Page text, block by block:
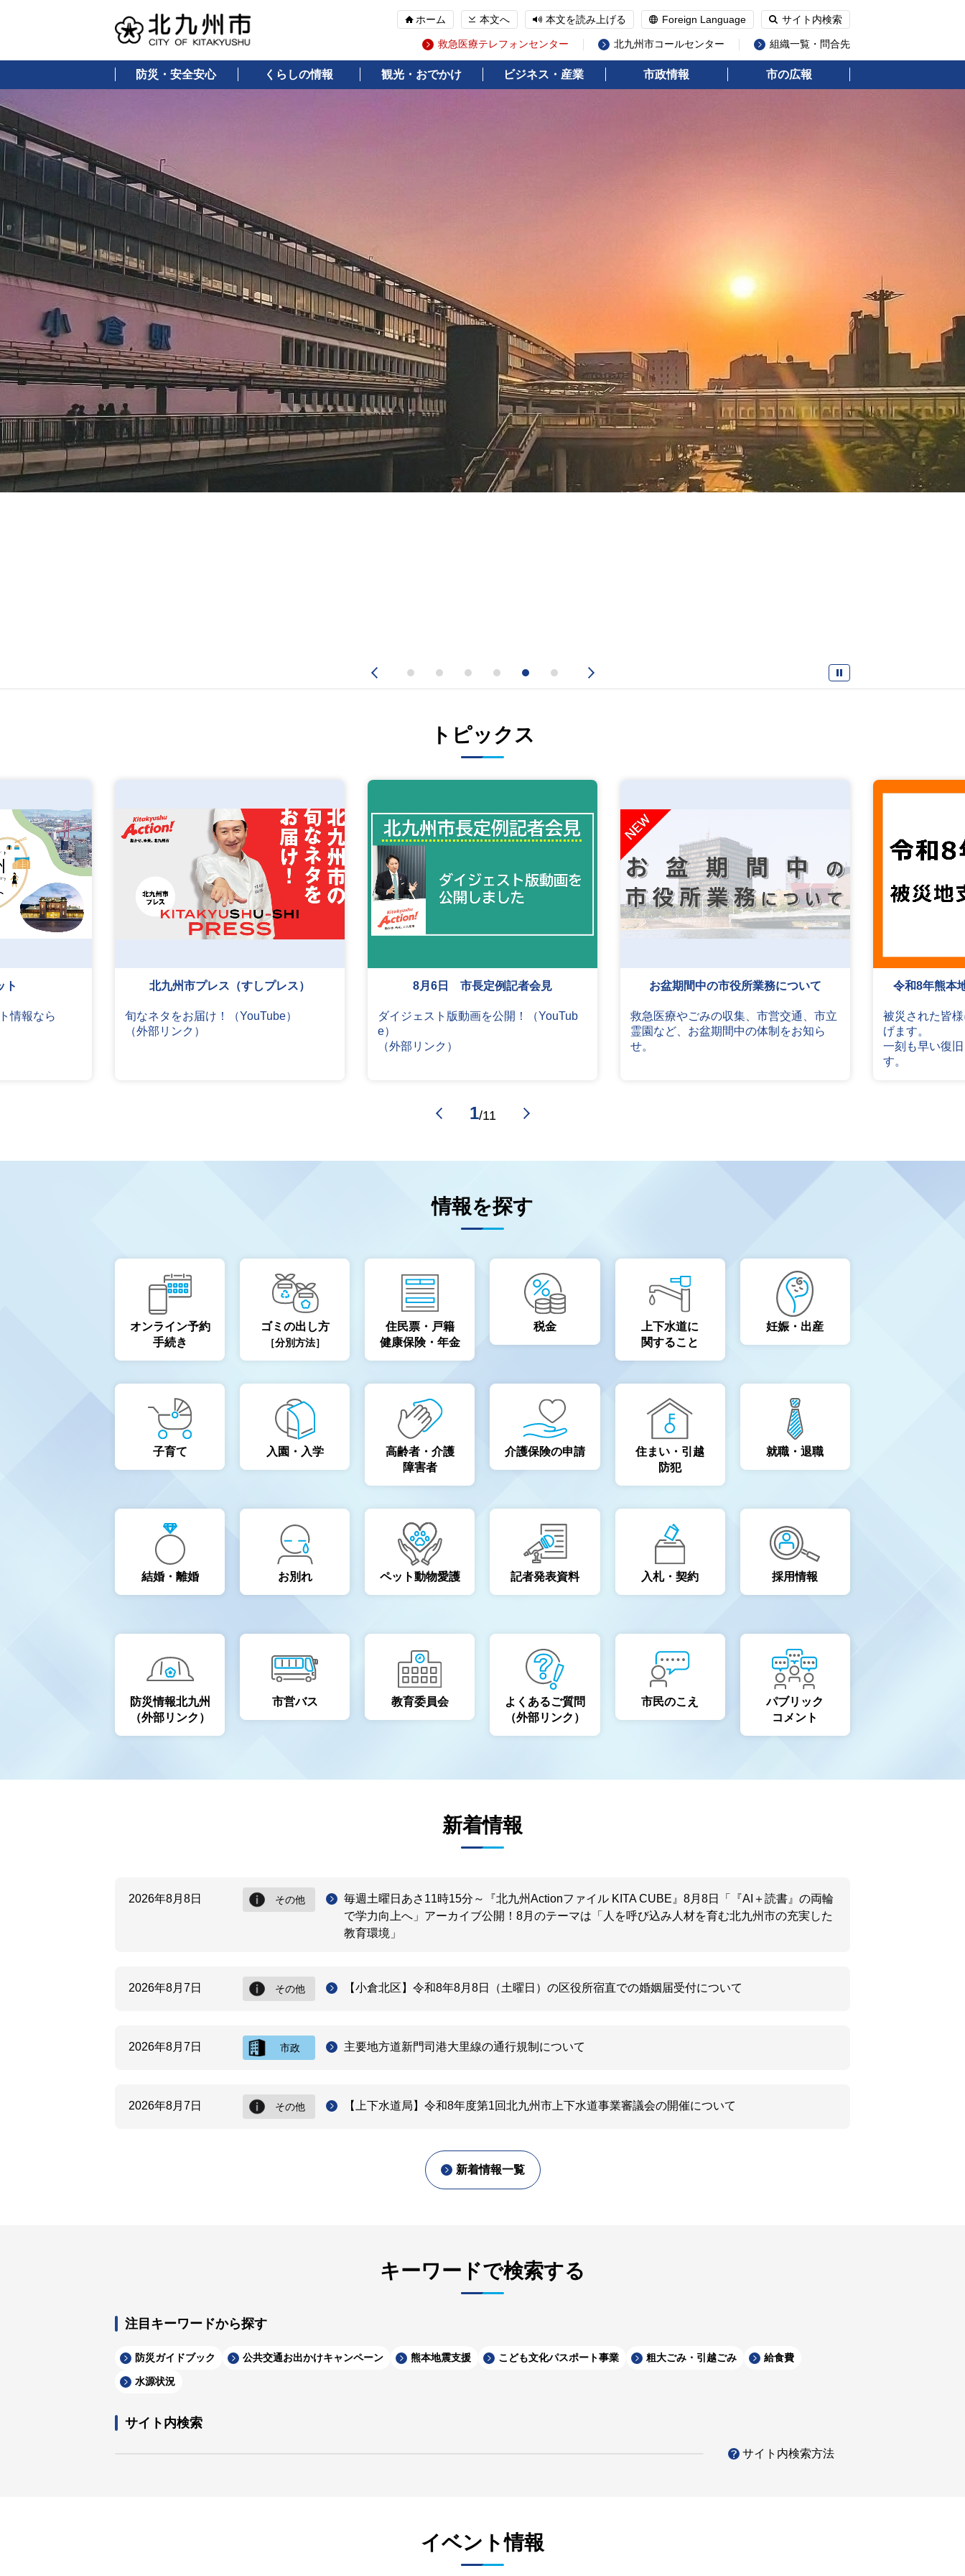
ホーム 本文へ 本文を読み上げる Foreign Language サイト内検索
救急医療テレフォンセンター 北九州市コールセンター 組織一覧・問合先
防災・安全安心 くらしの情報 観光・おでかけ ビジネス・産業 市政情報 市の広報
トピックス
ト
情報なら
北九州市プレス（すしプレス）
旬なネタをお届け！（YouTube）
（外部リンク）
8月6日 市長定例記者会見
ダイジェスト版動画を公開！（YouTub
e）
（外部リンク）
お盆期間中の市役所業務について
救急医療やごみの収集、市営交通、市立
霊園など、お盆期間中の体制をお知ら
せ。
令和8年熊本
被災された皆
げます。
一刻も早い復
す。
1/11
情報を探す
オンライン予約
手続き
ゴミの出し方
［分別方法］
住民票・戸籍
健康保険・年金
税金
上下水道に
関すること
妊娠・出産
子育て 入園・入学
高齢者・介護
障害者
介護保険の申請
住まい・引越
防犯
就職・退職
結婚・離婚 お別れ ペット動物愛護 記者発表資料 入札・契約 採用情報
防災情報北九州
（外部リンク）
市営バス 教育委員会
よくあるご質問
（外部リンク）
市民のこえ
パブリック
コメント
新着情報
2026年8月8日 その他
毎週土曜日あさ11時15分～『北九州Actionファイル KITA CUBE』8月8日「『AI＋読書』の両輪
で学力向上へ」アーカイブ公開！8月のテーマは「人を呼び込み人材を育む北九州市の充実した
教育環境」
2026年8月7日 その他 【小倉北区】令和8年8月8日（土曜日）の区役所宿直での婚姻届受付について
2026年8月7日 市政 主要地方道新門司港大里線の通行規制について
2026年8月7日 その他 【上下水道局】令和8年度第1回北九州市上下水道事業審議会の開催について
新着情報一覧
キーワードで検索する
注目キーワードから探す
防災ガイドブック 公共交通お出かけキャンペーン 熊本地震支援 こども文化パスポート事業 粗大ごみ・引越ごみ 給食費
水源状況
サイト内検索
サイト内検索方法
イベント情報